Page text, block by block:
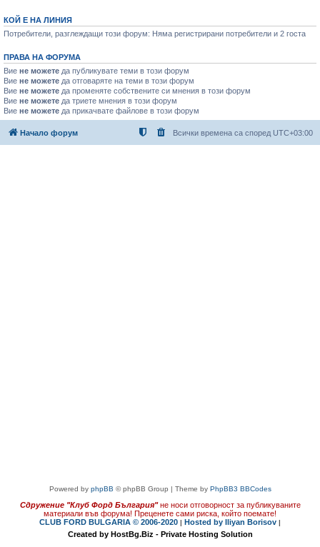
КОЙ Е НА ЛИНИЯ
Потребители, разглеждащи този форум: Няма регистрирани потребители и 2 госта
ПРАВА НА ФОРУМА
Вие не можете да публикувате теми в този форум
Вие не можете да отговаряте на теми в този форум
Вие не можете да променяте собствените си мнения в този форум
Вие не можете да триете мнения в този форум
Вие не можете да прикачвате файлове в този форум
Начало форум Всички времена са според UTC+03:00
Powered by phpBB © phpBB Group | Theme by PhpBB3 BBCodes
Сдружение "Клуб Форд България" не носи отговорност за публикуваните
материали във форума! Преценете сами риска, който поемате!
CLUB FORD BULGARIA © 2006-2020 | Hosted by Iliyan Borisov |
Created by HostBg.Biz - Private Hosting Solution